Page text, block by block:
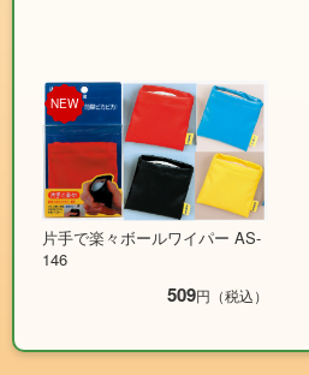
NEW
片手で楽々ボールワイパー AS-
146
509円（税込）